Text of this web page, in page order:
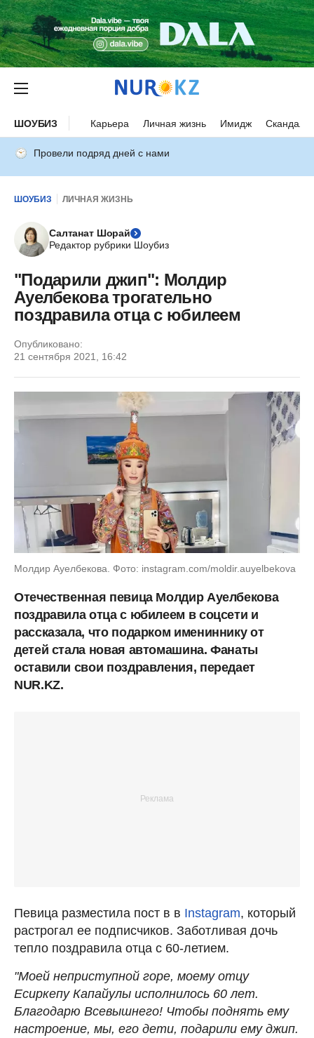
ШОУБИЗ Карьера Личная жизнь Имидж Скандалы
Провели подряд дней с нами
ШОУБИЗ ЛИЧНАЯ ЖИЗНЬ
Салтанат Шорай
Редактор рубрики Шоубиз
"Подарили джип": Молдир
Ауелбекова трогательно
поздравила отца с юбилеем
Опубликовано:
21 сентября 2021, 16:42
Молдир Ауелбекова. Фото: instagram.com/moldir.auyelbekova
Отечественная певица Молдир Ауелбекова
поздравила отца с юбилеем в соцсети и
рассказала, что подарком имениннику от
детей стала новая автомашина. Фанаты
оставили свои поздравления, передает
NUR.KZ.
Певица разместила пост в в Instagram, который
растрогал ее подписчиков. Заботливая дочь
тепло поздравила отца с 60-летием.
"Моей неприступной горе, моему отцу
Есиркепу Капайулы исполнилось 60 лет.
Благодарю Всевышнего! Чтобы поднять ему
настроение, мы, его дети, подарили ему джип.